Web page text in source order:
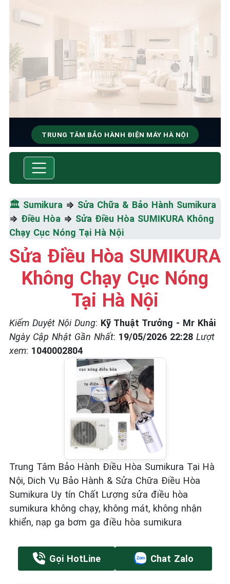
TRUNG TÂM BẢO HÀNH ĐIỆN MÁY HÀ NỘI
SỬA CHỮA & BẢO HÀNH
Thiểu
☎️ 09.86.85.89.22
🏛️ Sumikura ⇒ Sửa Chữa & Bảo Hành Sumikura
⇒ Điều Hòa ⇒ Sửa Điều Hòa SUMIKURA Không
Chạy Cục Nóng Tại Hà Nội
Sửa Điều Hòa SUMIKURA
Không Chạy Cục Nóng
Tại Hà Nội
Kiểm Duyệt Nội Dung: Kỹ Thuật Trưởng - Mr Khải
Ngày Cập Nhật Gần Nhất: 19/05/2026 22:28 Lượt
xem: 1040002804
Trung Tâm Bảo Hành Điều Hòa Sumikura Tại Hà
Nội, Dich Vụ Bảo Hành & Sửa Chữa Điều Hòa
Sumikura Uy tín Chất Lượng sửa điều hòa
sumikura không chạy, không mát, không nhận
khiển, nạp ga bơm ga điều hòa sumikura
Gọi HotLine Chat Zalo